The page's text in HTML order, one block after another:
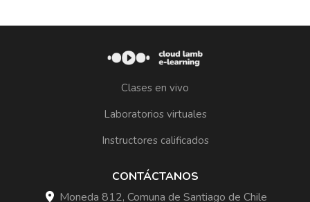
Clases en vivo
Laboratorios virtuales
Instructores calificados
CONTÁCTANOS
Moneda 812, Comuna de Santiago de Chile